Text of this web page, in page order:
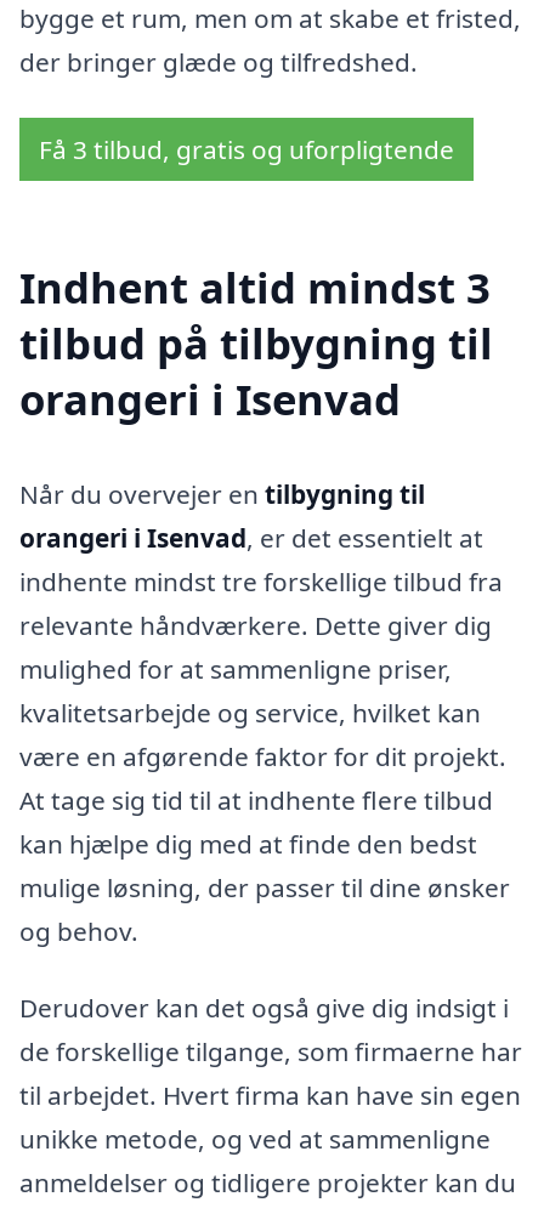
bygge et rum, men om at skabe et fristed,
der bringer glæde og tilfredshed.
Få 3 tilbud, gratis og uforpligtende
Indhent altid mindst 3
tilbud på tilbygning til
orangeri i Isenvad
Når du overvejer en tilbygning til
orangeri i Isenvad, er det essentielt at
indhente mindst tre forskellige tilbud fra
relevante håndværkere. Dette giver dig
mulighed for at sammenligne priser,
kvalitetsarbejde og service, hvilket kan
være en afgørende faktor for dit projekt.
At tage sig tid til at indhente flere tilbud
kan hjælpe dig med at finde den bedst
mulige løsning, der passer til dine ønsker
og behov.
Derudover kan det også give dig indsigt i
de forskellige tilgange, som firmaerne har
til arbejdet. Hvert firma kan have sin egen
unikke metode, og ved at sammenligne
anmeldelser og tidligere projekter kan du